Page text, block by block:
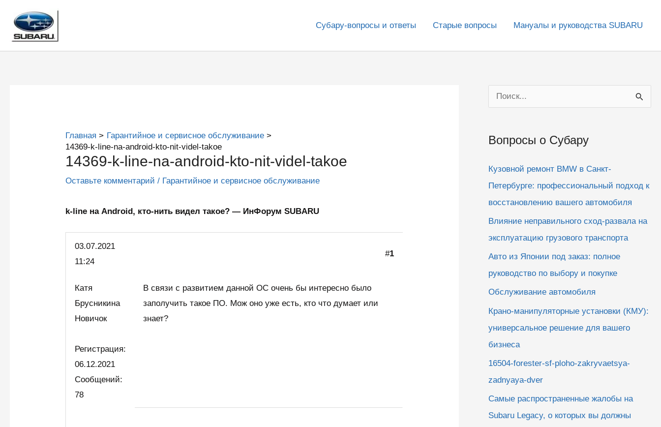
содержимому
Субару-вопросы и ответы Старые вопросы Мануалы и руководства SUBARU
Главная
Гарантийное и сервисное обслуживание
14369-k-line-na-android-kto-nit-videl-takoe
14369-k-line-na-android-kto-nit-videl-takoe
Оставьте комментарий / Гарантийное и сервисное обслуживание
k-line на Android, кто-нить видел такое? — ИнФорум SUBARU
03.07.2021
11:24
#1
Катя
Брусникина
Новичок
Регистрация:
06.12.2021
Сообщений:
78
В связи с развитием данной ОС очень бы интересно было
заполучить такое ПО. Мож оно уже есть, кто что думает или
знает?
о
с
Вопросы о Субару
Кузовной ремонт BMW в Санкт-
Петербурге: профессиональный подход к
восстановлению вашего автомобиля
Влияние неправильного сход-развала на
эксплуатацию грузового транспорта
Авто из Японии под заказ: полное
руководство по выбору и покупке
Обслуживание автомобиля
Крано-манипуляторные установки (КМУ):
универсальное решение для вашего
бизнеса
16504-forester-sf-ploho-zakryvaetsya-
zadnyaya-dver
Самые распространенные жалобы на
Subaru Legacy, о которых вы должны